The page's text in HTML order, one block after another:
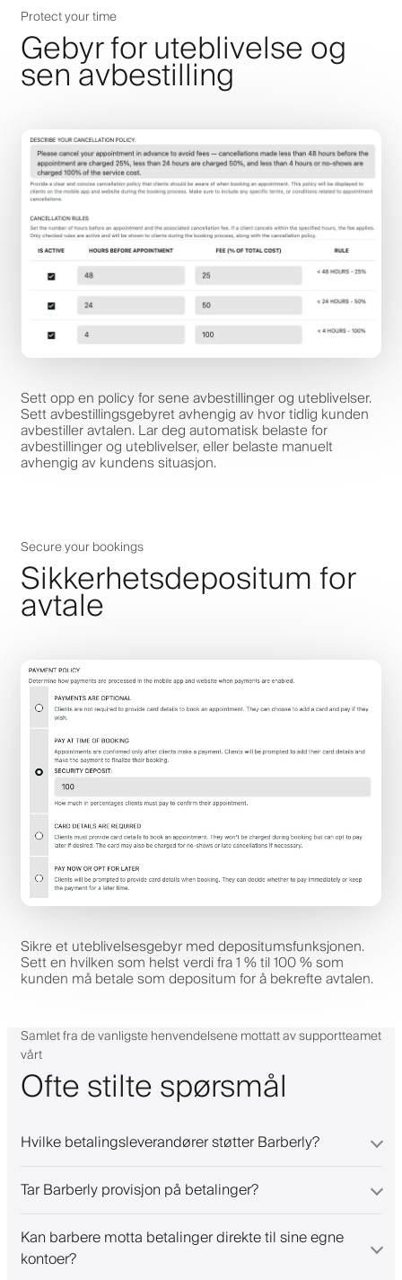
Protect your time
Gebyr for uteblivelse og
sen avbestilling
Sett opp en policy for sene avbestillinger og uteblivelser.
Sett avbestillingsgebyret avhengig av hvor tidlig kunden
avbestiller avtalen. Lar deg automatisk belaste for
avbestillinger og uteblivelser, eller belaste manuelt
avhengig av kundens situasjon.
Secure your bookings
Sikkerhetsdepositum for
avtale
Sikre et uteblivelsesgebyr med depositumsfunksjonen.
Sett en hvilken som helst verdi fra 1 % til 100 % som
kunden må betale som depositum for å bekrefte avtalen.
Samlet fra de vanligste henvendelsene mottatt av supportteamet
vårt
Ofte stilte spørsmål
Hvilke betalingsleverandører støtter Barberly?
Tar Barberly provisjon på betalinger?
Kan barbere motta betalinger direkte til sine egne
kontoer?